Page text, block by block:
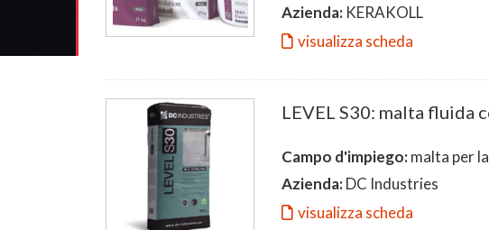
Azienda: KERAKOLL
visualizza scheda
LEVEL S30: malta fluida
Campo d'impiego:malta per
Azienda:DC Industries
visualizza scheda